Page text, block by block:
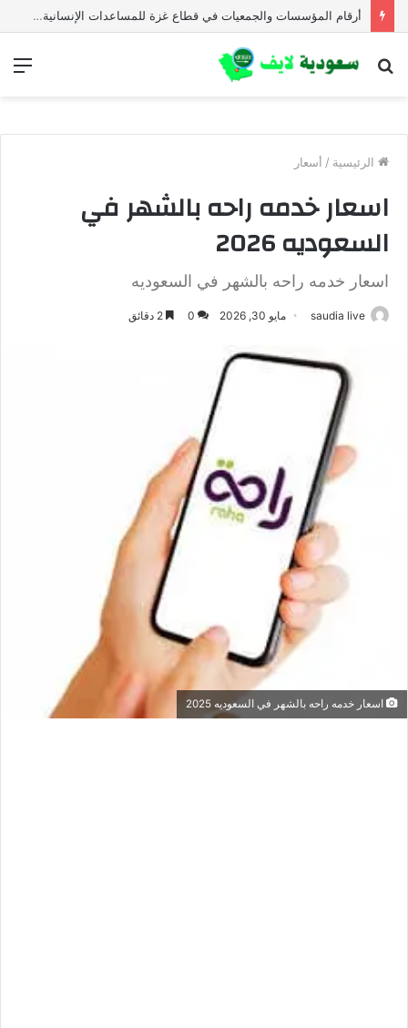
أرقام المؤسسات والجمعيات في قطاع غزة للمساعدات الإنسانية العاجلة
بحث
الرئيسية / أسعار
اسعار خدمه راحه بالشهر في
السعوديه 2026
اسعار خدمه راحه بالشهر في السعوديه
saudia live مايو 30, 2026 0
اسعار خدمه راحه بالشهر في السعوديه 2025